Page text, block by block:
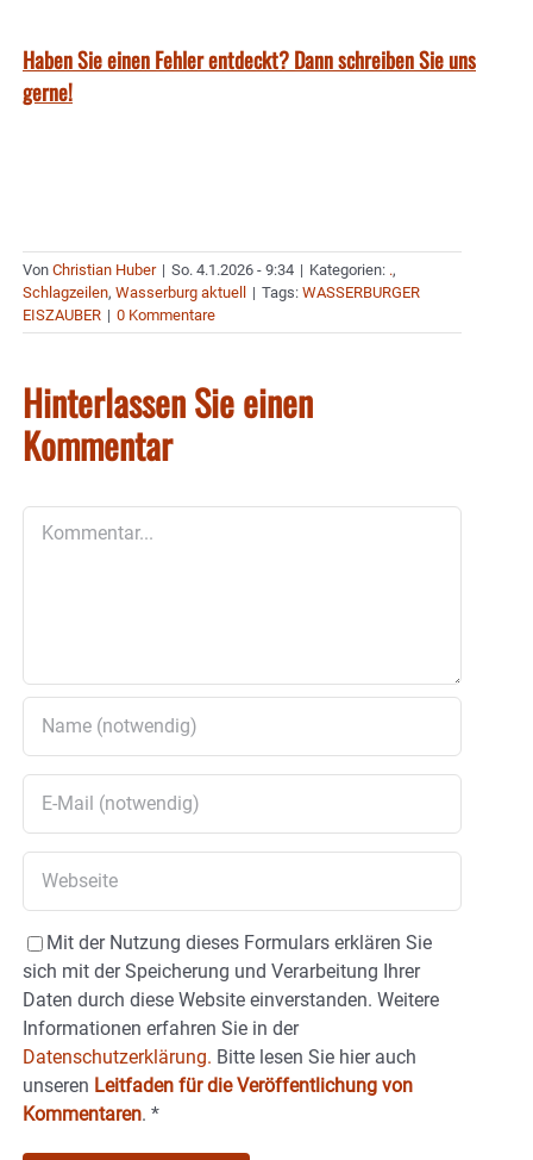
Haben Sie einen Fehler entdeckt? Dann schreiben Sie uns
gerne!
Von Christian Huber | So. 4.1.2026 - 9:34 | Kategorien: .,
Schlagzeilen, Wasserburg aktuell | Tags: WASSERBURGER
EISZAUBER | 0 Kommentare
Hinterlassen Sie einen
Kommentar
Mit der Nutzung dieses Formulars erklären Sie
sich mit der Speicherung und Verarbeitung Ihrer
Daten durch diese Website einverstanden. Weitere
Informationen erfahren Sie in der
Datenschutzerklärung. Bitte lesen Sie hier auch
unseren Leitfaden für die Veröffentlichung von
Kommentaren. *